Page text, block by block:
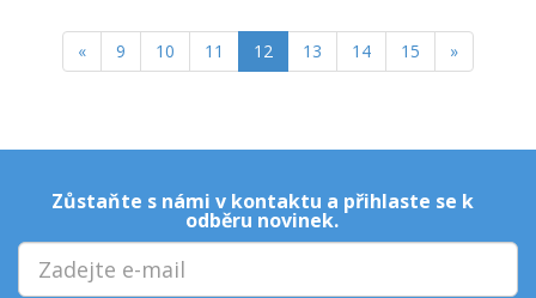
« 9 10 11 12 13 14 15 »
Zůstaňte s námi v kontaktu a přihlaste se k
odběru novinek.